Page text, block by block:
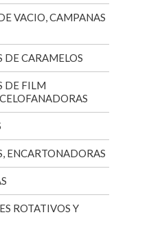
VACIO, CAMPANAS
DE CARAMELOS
DE FILM
ENCARTONADORAS
ROTATIVOS Y